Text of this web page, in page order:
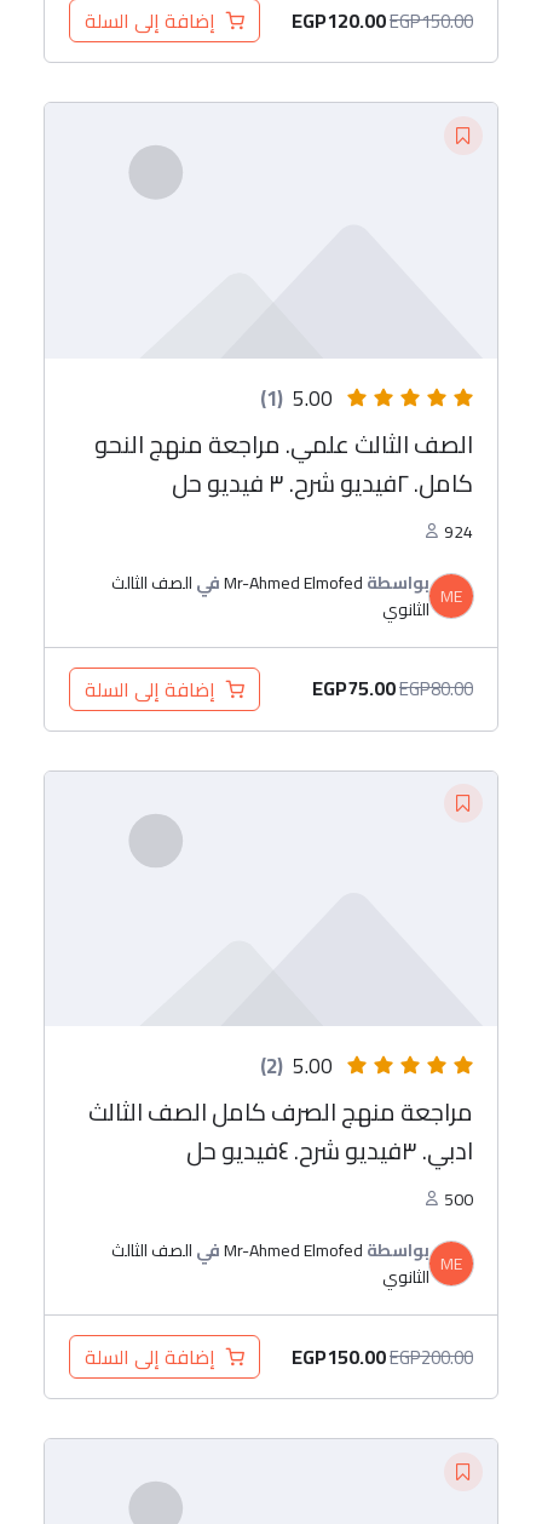
EGP150.00
EGP120.00 إضافة إلى السلة
5.00
(1)
الصف الثالث علمي. مراجعة منهج النحو
كامل. ٢فيديو شرح. ٣ فيديو حل
924
ME بواسطةMr-Ahmed Elmofedفيالصف الثالث
الثانوي
EGP80.00
EGP75.00 إضافة إلى السلة
5.00
(2)
مراجعة منهج الصرف كامل الصف الثالث
ادبي. ٣فيديو شرح. ٤فيديو حل
500
ME بواسطةMr-Ahmed Elmofedفيالصف الثالث
الثانوي
EGP200.00
EGP150.00 إضافة إلى السلة